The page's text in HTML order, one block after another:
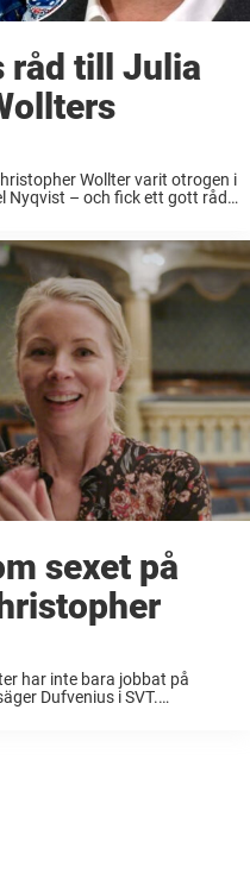
råd till Julia
Wollter varit otrogen i
Nyqvist – och fick ett gott råd.
sexet på
har inte bara jobbat på
Dufvenius i SVT.